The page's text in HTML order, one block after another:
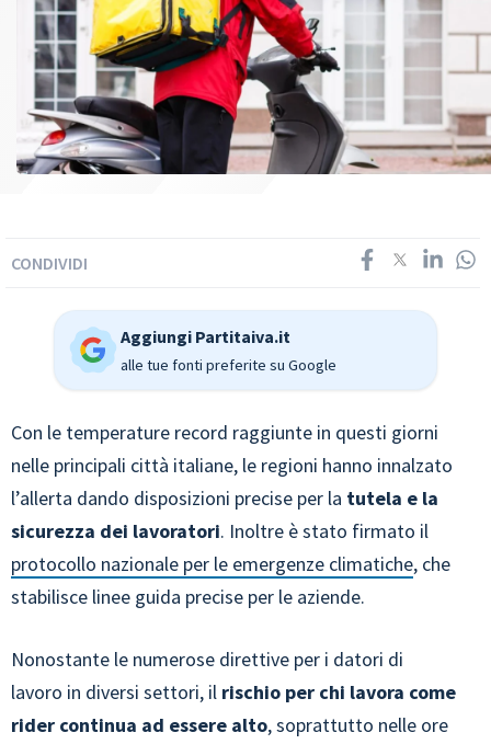
CONDIVIDI
Aggiungi Partitaiva.it
alle tue fonti preferite su Google
Con le temperature record raggiunte in questi giorni
nelle principali città italiane, le regioni hanno innalzato
l’allerta dando disposizioni precise per la tutela e la
sicurezza dei lavoratori. Inoltre è stato firmato il
protocollo nazionale per le emergenze climatiche, che
stabilisce linee guida precise per le aziende.
Nonostante le numerose direttive per i datori di
lavoro in diversi settori, il rischio per chi lavora come
rider continua ad essere alto, soprattutto nelle ore